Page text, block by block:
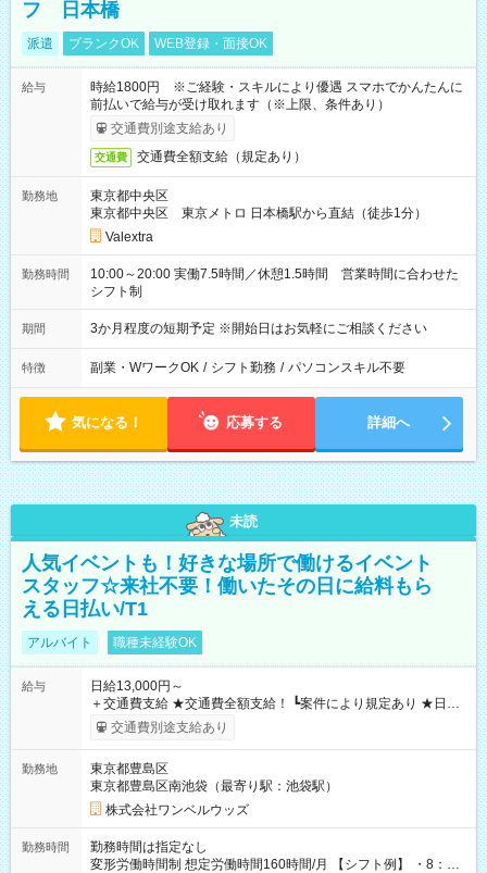
フ 日本橋
派遣 ブランクOK WEB登録・面接OK
給与
時給1800円 ※ご経験・スキルにより優遇 スマホでかんたんに
前払いで給与が受け取れます（※上限、条件あり）
交通費別途支給あり
交通費 交通費全額支給（規定あり）
勤務地
東京都中央区
東京都中央区 東京メトロ 日本橋駅から直結（徒歩1分）
Valextra
勤務時間
10:00～20:00 実働7.5時間／休憩1.5時間 営業時間に合わせた
シフト制
期間 3か月程度の短期予定 ※開始日はお気軽にご相談ください
特徴 副業・WワークOK / シフト勤務 / パソコンスキル不要
気になる！ 応募する 詳細へ
未読
人気イベントも！好きな場所で働けるイベント
スタッフ☆来社不要！働いたその日に給料もら
える日払い/T1
アルバイト 職種未経験OK
給与
日給13,000円～
＋交通費支給 ★交通費全額支給！ ┗案件により規定あり ★日払
いOK！（規定あり） ┗働いたその日に現金GET♪ お仕事後はコ
ンビニATMから 日払い分を引き落とせます！ 【試用期間】試
交通費別途支給あり
勤務地
東京都豊島区
東京都豊島区南池袋（最寄り駅：池袋駅）
株式会社ワンベルウッズ
勤務時間
勤務時間は指定なし
変形労働時間制 想定労働時間160時間/月 【シフト例】 ・8：00